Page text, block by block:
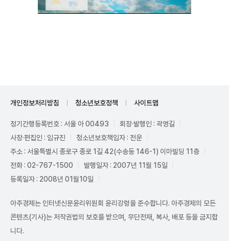
개인정보처리방침 청소년보호정책 사이트맵
정기간행등록번호 : 서울 아 00493
회장·발행인 : 곽영길
사장·편집인 : 임규진
청소년보호책임자 : 전운
주소 : 서울특별시 종로구 종로 1길 42(수송동 146-1) 이마빌딩 11층
전화 : 02-767-1500
발행일자 : 2007년 11월 15일
등록일자 : 2008년 01월10일
아주경제는 인터넷신문윤리위원회 윤리강령을 준수합니다. 아주경제의 모든
콘텐츠(기사)는 저작권법의 보호를 받으며, 무단전재, 복사, 배포 등을 금지합
니다.